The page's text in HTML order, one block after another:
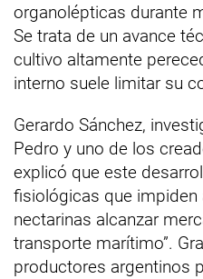
organolépticas durante
Se trata de un avance
cultivo altamente
interno suele limitar su
Gerardo Sánchez,
Pedro y uno de los
explicó que este
fisiológicas que impiden
nectarinas alcanzar
transporte marítimo”.
productores argentinos